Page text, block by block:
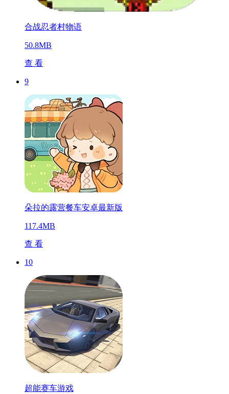
合战忍者村物语
50.8MB
查 看
9
朵拉的露营餐车安卓最新版
117.4MB
查 看
10
超能赛车游戏